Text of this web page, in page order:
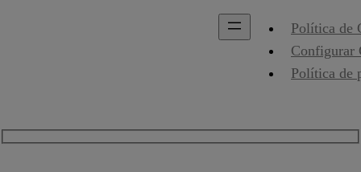
Política de
Configurar
Política de